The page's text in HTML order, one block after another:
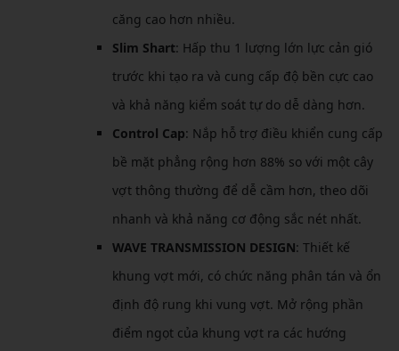
căng cao hơn nhiều.
Slim Shart: Hấp thu 1 lượng lớn lực cản gió
trước khi tạo ra và cung cấp độ bền cực cao
và khả năng kiểm soát tự do dễ dàng hơn.
Control Cap: Nắp hỗ trợ điều khiển cung cấp
bề mặt phẳng rộng hơn 88% so với một cây
vợt thông thường để dễ cầm hơn, theo dõi
nhanh và khả năng cơ động sắc nét nhất.
WAVE TRANSMISSION DESIGN: Thiết kế
khung vợt mới, có chức năng phân tán và ổn
định độ rung khi vung vợt. Mở rộng phần
điểm ngọt của khung vợt ra các hướng